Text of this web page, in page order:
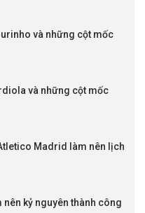
và những cột mốc
và những cột mốc
Madrid làm nên lịch
nên kỷ nguyên thành công